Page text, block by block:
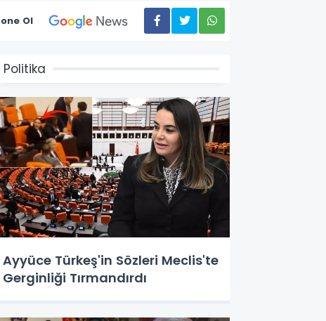
Ol
Politika
Ayyüce Türkeş'in Sözleri Meclis'te
Gerginliği Tırmandırdı